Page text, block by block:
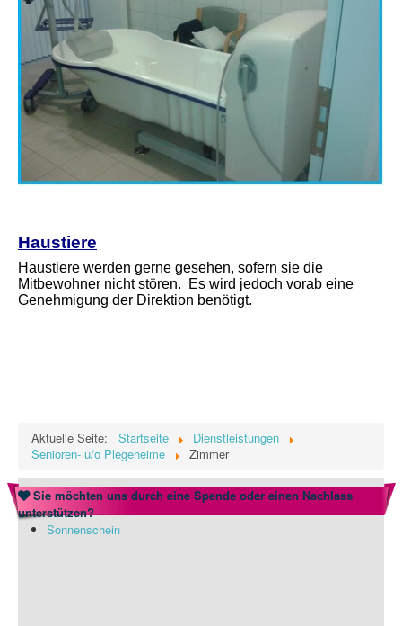
Haustiere
Haustiere werden gerne gesehen, sofern sie die
Mitbewohner nicht stören.
Es wird jedoch vorab eine
Genehmigung der Direktion benötigt.
Aktuelle Seite: Startseite
Dienstleistungen
Senioren- u/o Plegeheime
Zimmer
Sie möchten uns durch eine Spende oder einen Nachlass
unterstützen?
Sonnenschein